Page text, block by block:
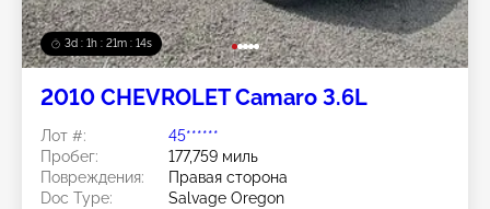
3d : 1h : 21m : 11s
2010 CHEVROLET Camaro 3.6L
Лот #:
45******
Пробег:
177,759 миль
Повреждения:
Правая сторона
Doc Type:
Salvage Oregon